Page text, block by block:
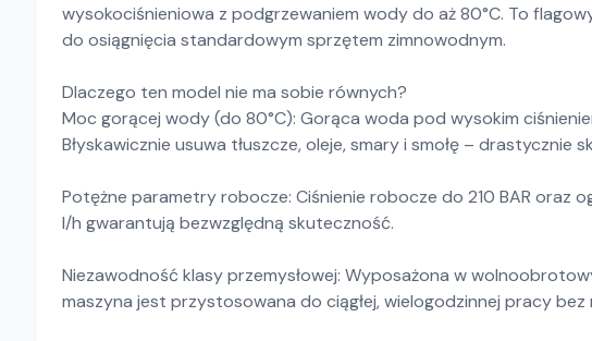
wysokociśnieniowa z podgrzewaniem wody do aż 80°C. To
do osiągnięcia standardowym sprzętem zimnowodnym.
Dlaczego ten model nie ma sobie równych?
Moc gorącej wody (do 80°C): Gorąca woda pod wysokim
Błyskawicznie usuwa tłuszcze, oleje, smary i smołę – drastycznie
Potężne parametry robocze: Ciśnienie robocze do 210 BAR oraz
l/h gwarantują bezwzględną skuteczność.
Niezawodność klasy przemysłowej: Wyposażona w
maszyna jest przystosowana do ciągłej, wielogodzinnej pracy bez